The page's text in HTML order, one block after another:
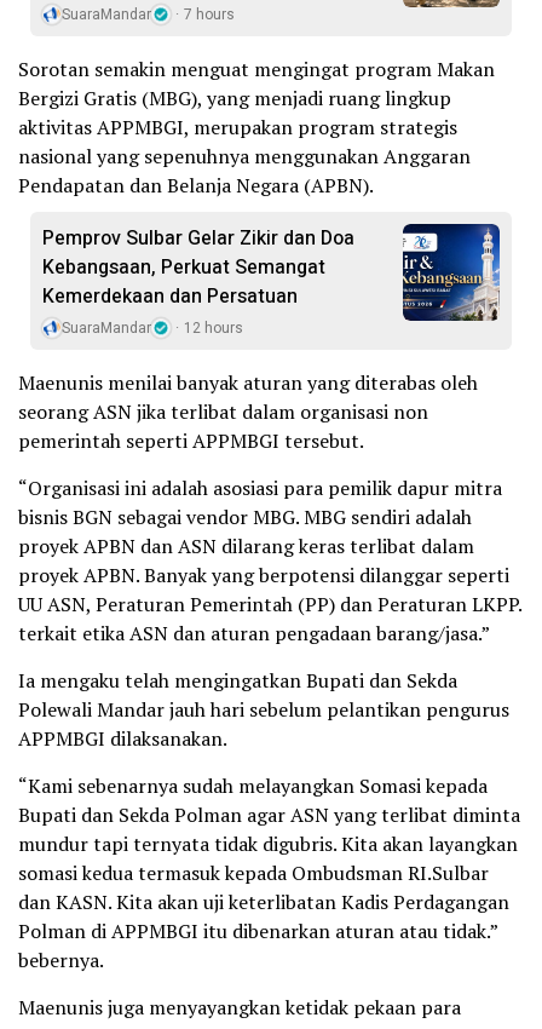
SuaraMandar 7 hours
Sorotan semakin menguat mengingat program Makan
Bergizi Gratis (MBG), yang menjadi ruang lingkup
aktivitas APPMBGI, merupakan program strategis
nasional yang sepenuhnya menggunakan Anggaran
Pendapatan dan Belanja Negara (APBN).
Pemprov Sulbar Gelar Zikir dan Doa
Kebangsaan, Perkuat Semangat
Kemerdekaan dan Persatuan
SuaraMandar 12 hours
Maenunis menilai banyak aturan yang diterabas oleh
seorang ASN jika terlibat dalam organisasi non
pemerintah seperti APPMBGI tersebut.
“Organisasi ini adalah asosiasi para pemilik dapur mitra
bisnis BGN sebagai vendor MBG. MBG sendiri adalah
proyek APBN dan ASN dilarang keras terlibat dalam
proyek APBN. Banyak yang berpotensi dilanggar seperti
UU ASN, Peraturan Pemerintah (PP) dan Peraturan LKPP.
terkait etika ASN dan aturan pengadaan barang/jasa.”
Ia mengaku telah mengingatkan Bupati dan Sekda
Polewali Mandar jauh hari sebelum pelantikan pengurus
APPMBGI dilaksanakan.
“Kami sebenarnya sudah melayangkan Somasi kepada
Bupati dan Sekda Polman agar ASN yang terlibat diminta
mundur tapi ternyata tidak digubris. Kita akan layangkan
somasi kedua termasuk kepada Ombudsman RI.Sulbar
dan KASN. Kita akan uji keterlibatan Kadis Perdagangan
Polman di APPMBGI itu dibenarkan aturan atau tidak.”
bebernya.
Maenunis juga menyayangkan ketidak pekaan para